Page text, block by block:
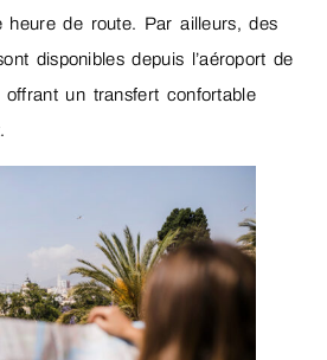
heure de route. Par ailleurs, des
disponibles depuis l’aéroport de
un transfert confortable